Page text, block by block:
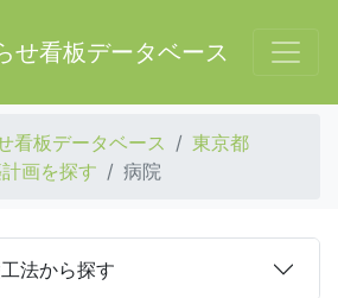
せ看板データベース
看板データベース
東京都
画を探す
病院
法から探す